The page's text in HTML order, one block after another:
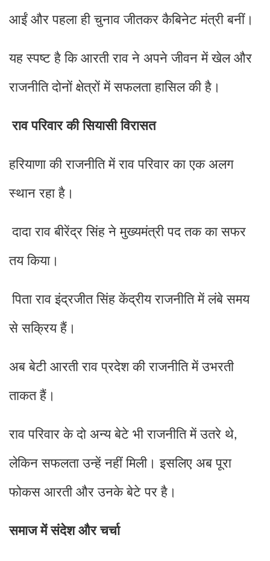
आईं और पहला ही चुनाव जीतकर कैबिनेट मंत्री बनीं।
यह स्पष्ट है कि आरती राव ने अपने जीवन में खेल और
राजनीति दोनों क्षेत्रों में सफलता हासिल की है।
राव परिवार की सियासी विरासत
हरियाणा की राजनीति में राव परिवार का एक अलग
स्थान रहा है।
दादा राव बीरेंद्र सिंह ने मुख्यमंत्री पद तक का सफर
तय किया।
पिता राव इंद्रजीत सिंह केंद्रीय राजनीति में लंबे समय
से सक्रिय हैं।
अब बेटी आरती राव प्रदेश की राजनीति में उभरती
ताकत हैं।
राव परिवार के दो अन्य बेटे भी राजनीति में उतरे थे,
लेकिन सफलता उन्हें नहीं मिली। इसलिए अब पूरा
फोकस आरती और उनके बेटे पर है।
समाज में संदेश और चर्चा